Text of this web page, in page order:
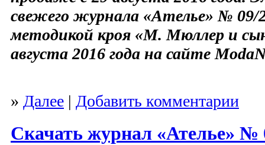
свежего журнала «Ателье» № 09/
методикой кроя «М. Мюллер и
августа 2016 года на сайте
» Далее | Добавить комментарии
Скачать журнал «Ателье» №